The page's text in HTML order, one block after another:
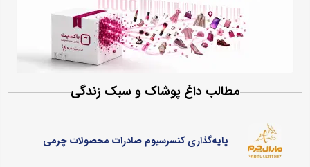
مطالب داغ پوشاک و سبک زندگی
پایه‌گذاری کنسرسیوم صادرات محصولات چرمی